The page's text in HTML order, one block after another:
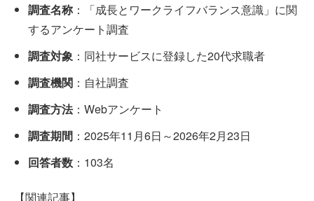
調査名称 ：「成長とワークライフバランス意識」に関
するアンケート調査
調査対象 ：同社サービスに登録した20代求職者
調査機関 ：自社調査
調査方法：Webアンケート
調査期間 ：2025年11月6日～2026年2月23日
回答者数 ：103名
【関連記事】